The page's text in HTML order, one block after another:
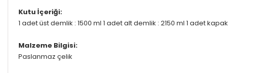
Kutu İçeriği:
1 adet üst demlik : 1500 ml 1 adet alt demlik : 2150 ml 1 adet kapak
Malzeme Bilgisi:
Paslanmaz çelik